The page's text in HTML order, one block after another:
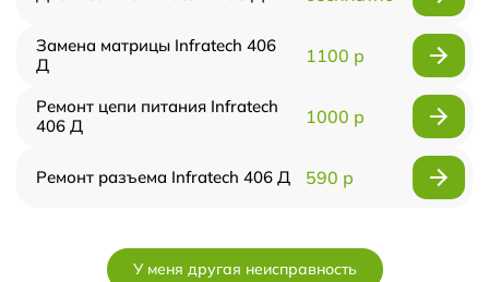
Замена матрицы Infratech 406
Д
1100 р
Ремонт цепи питания Infratech
406 Д
1000 р
Ремонт разъема Infratech 406 Д 590 р
У меня другая неисправность